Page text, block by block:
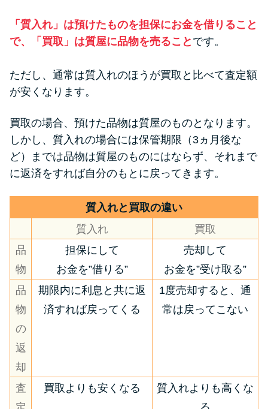
せ方法
「質入れ」は預けたものを担保にお金を借りること
で、「買取」は質屋に品物を売ること です。
ただし、通常は質入れのほうが買取と比べて査定額
が安くなります。
買取の場合、預けた品物は質屋のものとなります。
しかし、質入れの場合には保管期限（3ヵ月後な
ど）までは品物は質屋のものにはならず、それまで
に返済をすれば自分のもとに戻ってきます。
質入れと買取の違い
質入れ
買取
品
物
担保にして
お金を”借りる”
売却して
お金を”受け取る”
品
物
の
返
却
期限内に利息と共に返
済すれば戻ってくる
1度売却すると、通
常は戻ってこない
査
買取よりも安くなる
質入れよりも高くな